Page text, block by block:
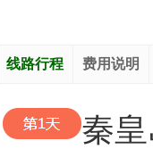
线路行程 费用说明
秦